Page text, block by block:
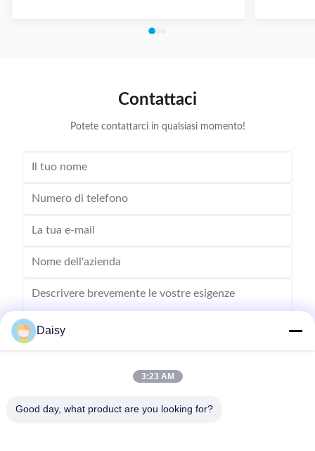
production line including paper inserting machine, coil
inserting machine,
Contattaci
Potete contattarci in qualsiasi momento!
Inviare
Daisy
3:23 AM
Good day, what product are you looking for?